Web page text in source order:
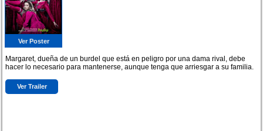
Ver Poster
Margaret, dueña de un burdel que está en peligro por una dama rival, debe
hacer lo necesario para mantenerse, aunque tenga que arriesgar a su familia.
Ver Trailer